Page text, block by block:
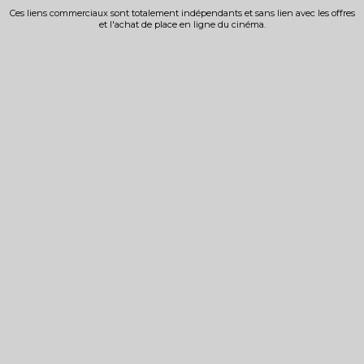
Ces liens commerciaux sont totalement indépendants et sans lien avec les offres
et l'achat de place en ligne du cinéma.